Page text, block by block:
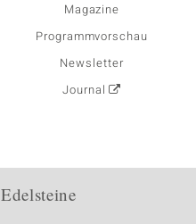
Magazine
Programmvorschau
Newsletter
Journal
Edelsteine